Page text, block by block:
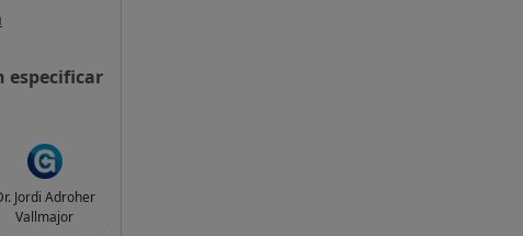
especificar
Jordi Adroher
Vallmajor